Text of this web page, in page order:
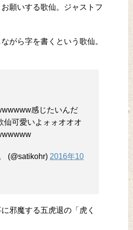
願いする歌仙。ジャストフ
がら字を書くという歌仙。
感じたいんだ
仙可愛いよォォオオオ
(@satikohr) 2016年10
邪魔する五虎退の「虎く